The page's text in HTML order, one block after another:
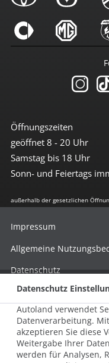
Öffnungszeiten
geöffnet 8 - 20 Uhr
Samstag bis 18 Uhr
Sonn- und Feiertags
außerhalb der gesetzlichen
© 2026 AUTOLAND 24 SE & Co.
Impressum
Allgemeine
Datenschutz
Hinweisgebersystem
Beschwerde nach LkSG
Grundsatzerklärung
Datenschutz
Autoland verwendet
Datenverarbeitung.
akzeptieren Sie diese
Weitergabe Ihrer
werden für Analysen,